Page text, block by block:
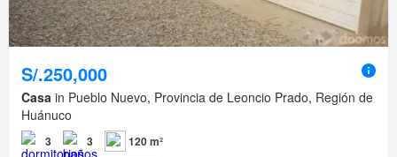
S/.250,000
Casa in Pueblo Nuevo, Provincia de Leoncio Prado, Región de
Huánuco
3 3 120 m²